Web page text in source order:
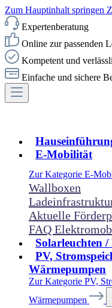
Zum Hauptinhalt springen
Expertenberatung
Online zur passenden
Kompetent und
Einfache und sichere
E-Mobilität
Zur Kategorie E-
Wallboxen
Aktuelle
FAQ
Solarleuchten
PV,
Wärmepumpen
Zur Kategorie PV,
Wärmepumpen